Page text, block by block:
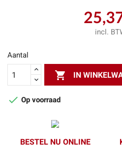
incl.
Aantal
 IN
 Op voorraad
BESTEL NU ONLINE